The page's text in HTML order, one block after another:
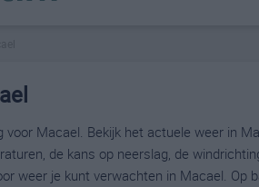
Macael. Bekijk het actuele weer in
de kans op neerslag, de
weer je kunt verwachten in Macael. Op